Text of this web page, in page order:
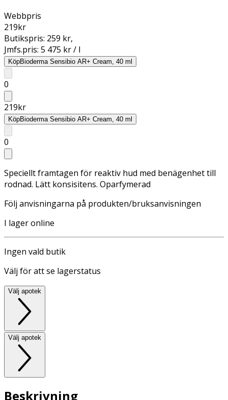
Webbpris
219kr
Butikspris: 259 kr,
Jmfs.pris: 5 475 kr / l
KöpBioderma Sensibio AR+ Cream, 40 ml
0
219kr
KöpBioderma Sensibio AR+ Cream, 40 ml
0
Speciellt framtagen för reaktiv hud med benägenhet till
rodnad. Lätt konsisitens. Oparfymerad
Följ anvisningarna på produkten/bruksanvisningen
I lager online
Ingen vald butik
Välj för att se lagerstatus
Välj apotek
Välj apotek
Beskrivning